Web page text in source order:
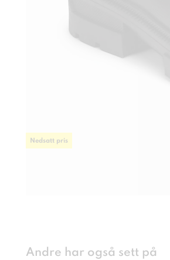
Nedsatt pris
Andre har også sett på